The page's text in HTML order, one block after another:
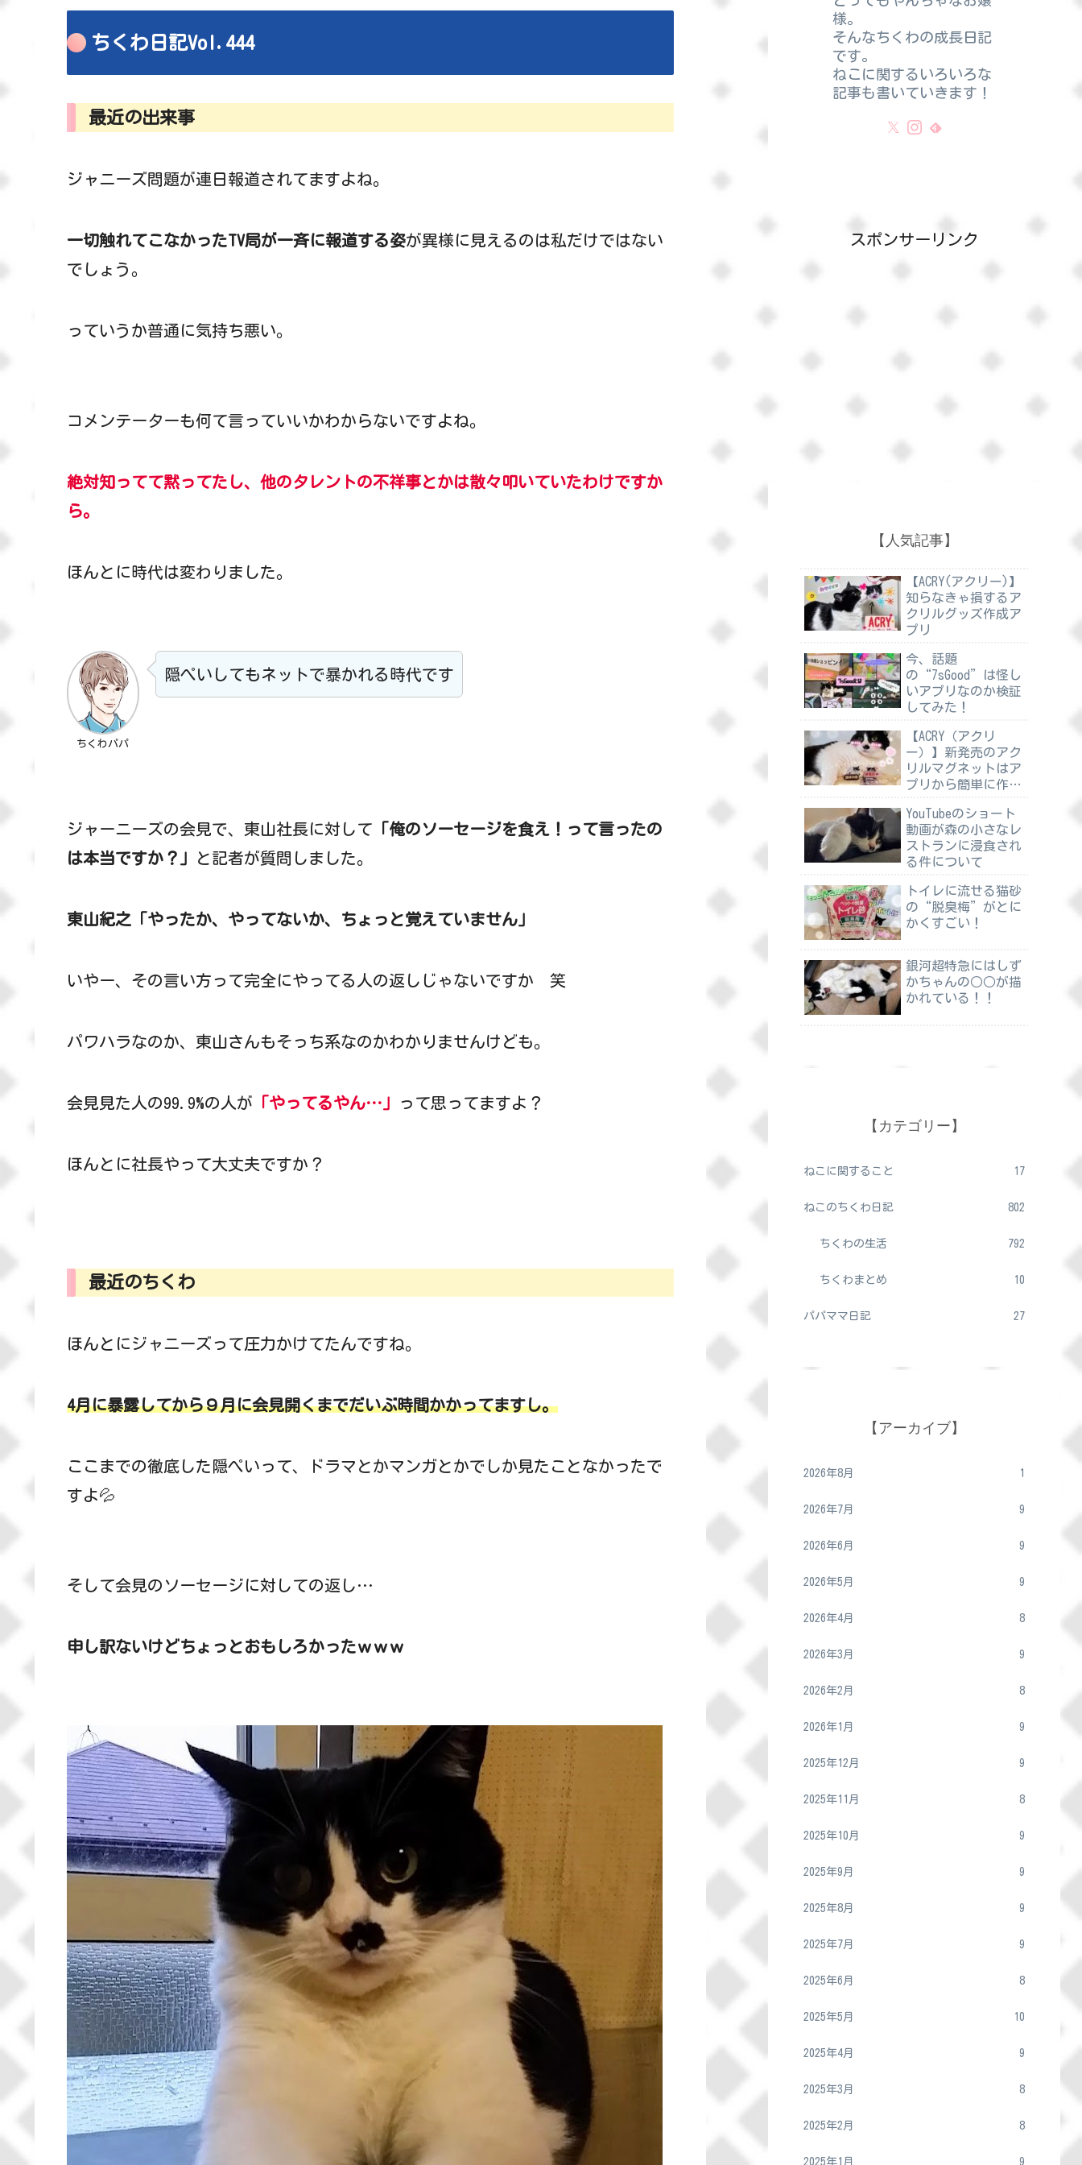
ちくわ日記Vol.444
最近の出来事
ジャニーズ問題が連日報道されてますよね。
一切触れてこなかったTV局が一斉に報道する姿が異様に見えるのは私だけではない
でしょう。
っていうか普通に気持ち悪い。
コメンテーターも何て言っていいかわからないですよね。
絶対知ってて黙ってたし、他のタレントの不祥事とかは散々叩いていたわけですか
ら。
ほんとに時代は変わりました。
ちくわパパ
隠ぺいしてもネットで暴かれる時代です
ジャーニーズの会見で、東山社長に対して 「俺のソーセージを食え！って言ったの
は本当ですか？」
と記者が質問しました。
東山紀之「やったか、やってないか、ちょっと覚えていません」
いやー、その言い方って完全にやってる人の返しじゃないですか 笑
パワハラなのか、東山さんもそっち系なのかわかりませんけども。
会見見た人の99.9%の人が 「やってるやん…」 って思ってますよ？
ほんとに社長やって大丈夫ですか？
最近のちくわ
ほんとにジャニーズって圧力かけてたんですね。
4月に暴露してから９月に会見開くまでだいぶ時間かかってますし。
ここまでの徹底した隠ぺいって、ドラマとかマンガとかでしか見たことなかったで
すよ💦
そして会見のソーセージに対しての返し…
申し訳ないけどちょっとおもしろかったｗｗｗ
様。
そんなちくわの成長日記
です。
ねこに関するいろいろな
記事も書いていきます！
スポンサーリンク
【人気記事】
【ACRY(アクリー)】
知らなきゃ損するア
クリルグッズ作成ア
プリ
今、話題
の“7sGood”は怪し
いアプリなのか検証
してみた！
【ACRY（アクリ
ー）】新発売のアク
リルマグネットはア
プリから簡単に作れ
YouTubeのショート
動画が森の小さなレ
ストランに浸食され
る件について
トイレに流せる猫砂
の“脱臭梅”がとに
かくすごい！
銀河超特急にはしず
かちゃんの○○が描
かれている！！
【カテゴリー】
ねこに関すること 17
ねこのちくわ日記 802
ちくわの生活 792
ちくわまとめ 10
パパママ日記 27
【アーカイブ】
2026年8月 1
2026年7月 9
2026年6月 9
2026年5月 9
2026年4月 8
2026年3月 9
2026年2月 8
2026年1月 9
2025年12月 9
2025年11月 8
2025年10月 9
2025年9月 9
2025年8月 9
2025年7月 9
2025年6月 8
2025年5月 10
2025年4月 9
2025年3月 8
2025年2月 8
2025年1月 9